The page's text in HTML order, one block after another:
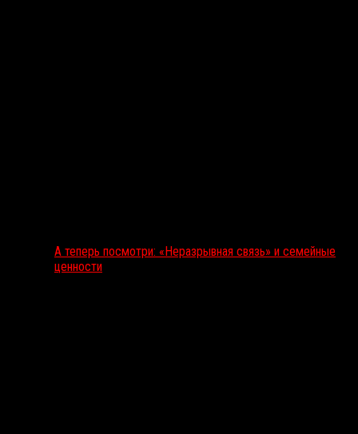
А теперь посмотри: «Неразрывная связь» и семейные
ценности